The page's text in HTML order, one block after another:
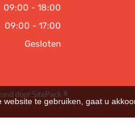
09:00 - 18:00
09:00 - 17:00
Gesloten
door SitePack ®
te gebruiken, gaat u